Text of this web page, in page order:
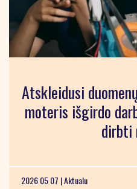
Atskleidusi
moteris išgirdo
dirbti
2026 05 07 |Aktualu